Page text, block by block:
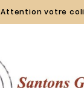
Attention votre